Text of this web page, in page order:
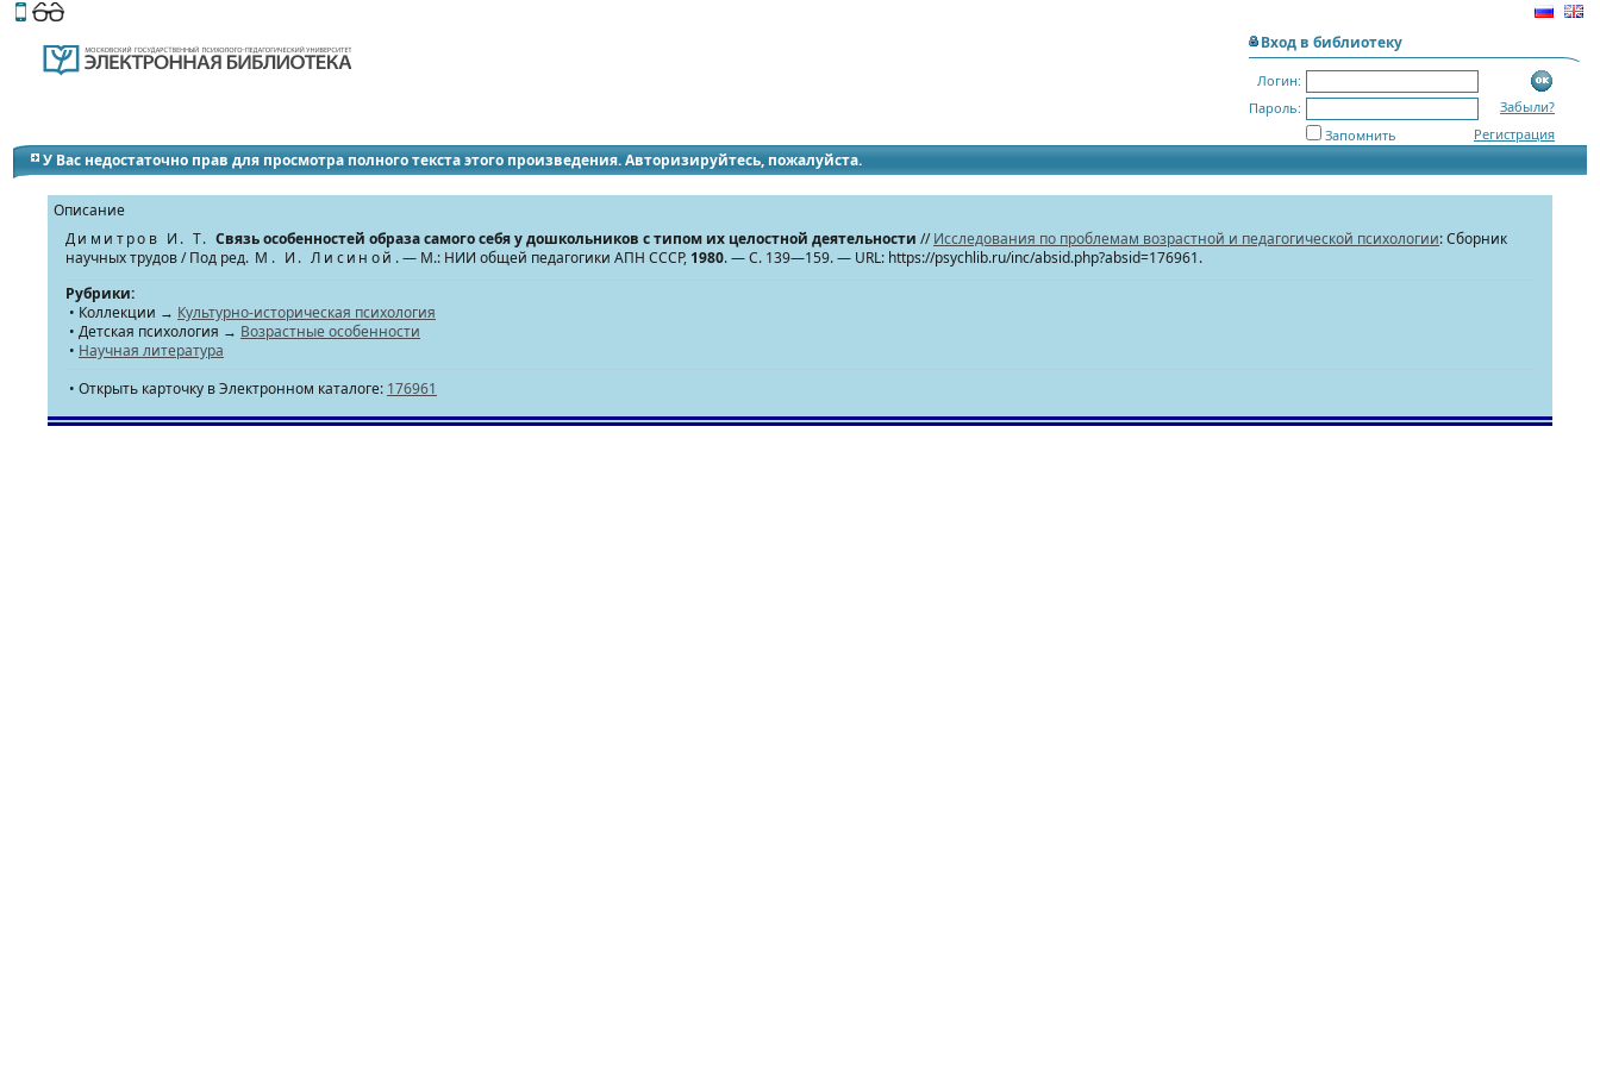
Этот сайт поддерживает
Вход в библиотеку
Логин:
Пароль:
Забыли?
Регистрация
Запомнить
У Вас недостаточно прав для просмотра полного текста этого произведения. Авторизируйтесь, пожалуйста.
Описание
Димитров И. Т. Связь особенностей образа самого себя у дошкольников с типом их целостной деятельности //Исследования по проблемам возрастной и педагогической психологии: Сборник
научных трудов / Под ред. М. И. Лисиной . — М.: НИИ общей педагогики АПН СССР, 1980. — С. 139—159. — URL: https://psychlib.ru/inc/absid.php?absid=176961.
Рубрики:
• Коллекции → Культурно-историческая психология
• Детская психология → Возрастные особенности
• Научная литература
• Открыть карточку в Электронном каталоге: 176961